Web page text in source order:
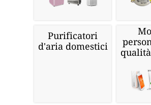
Purificatori
d'aria domestici